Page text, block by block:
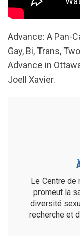
Advance: A Pan-
Gay, Bi, Trans,
Advance in
Joell Xavier.
Le Centre de
promeut la
diversité
recherche et